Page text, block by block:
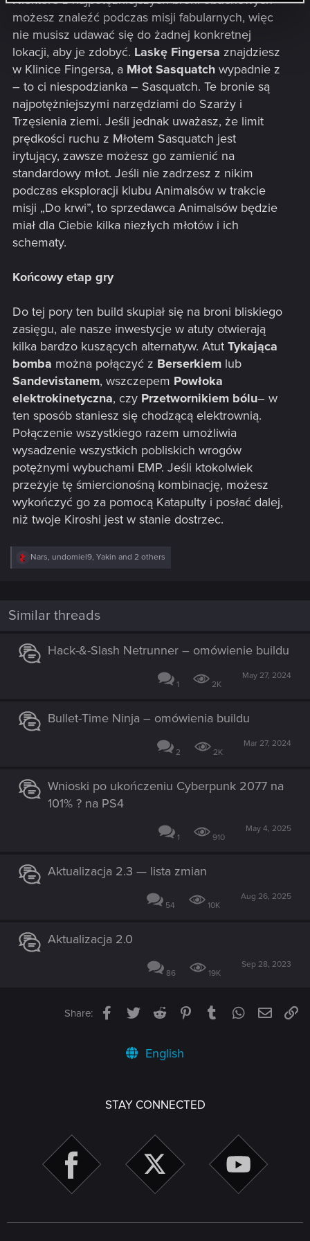
możesz znaleźć podczas misji fabularnych, więc
nie musisz udawać się do żadnej konkretnej
lokacji, aby je zdobyć. Laskę Fingersa znajdziesz
w Klinice Fingersa, a Młot Sasquatch wypadnie z
– to ci niespodzianka – Sasquatch. Te bronie są
najpotężniejszymi narzędziami do Szarży i
Trzęsienia ziemi. Jeśli jednak uważasz, że limit
prędkości ruchu z Młotem Sasquatch jest
irytujący, zawsze możesz go zamienić na
standardowy młot. Jeśli nie zadrzesz z nikim
podczas eksploracji klubu Animalsów w trakcie
misji „Do krwi”, to sprzedawca Animalsów będzie
miał dla Ciebie kilka niezłych młotów i ich
schematy.
Końcowy etap gry
Do tej pory ten build skupiał się na broni bliskiego
zasięgu, ale nasze inwestycje w atuty otwierają
kilka bardzo kuszących alternatyw. Atut Tykająca
bomba można połączyć z Berserkiem lub
Sandevistanem, wszczepem Powłoka
elektrokinetyczna, czy Przetwornikiem bólu– w
ten sposób staniesz się chodzącą elektrownią.
Połączenie wszystkiego razem umożliwia
wysadzenie wszystkich pobliskich wrogów
potężnymi wybuchami EMP. Jeśli ktokolwiek
przeżyje tę śmiercionośną kombinację, możesz
wykończyć go za pomocą Katapulty i posłać dalej,
niż twoje Kiroshi jest w stanie dostrzec.
R
i
o
s
:
Nars, undomiel9, Yakin and 2 others
Similar threads
Hack-&-Slash Netrunner – omówienie buildu
1 2K
May 27, 2024
Bullet-Time Ninja – omówienia buildu
2 2K
Mar 27, 2024
Wnioski po ukończeniu Cyberpunk 2077 na
101% ? na PS4
1 910
May 4, 2025
Aktualizacja 2.3 — lista zmian
54 10K
Aug 26, 2025
Aktualizacja 2.0
86 19K
Sep 28, 2023
Share: Facebook
TwitterReddit PinterestTumblrWhatsApp
Email
English
STAY CONNECTED